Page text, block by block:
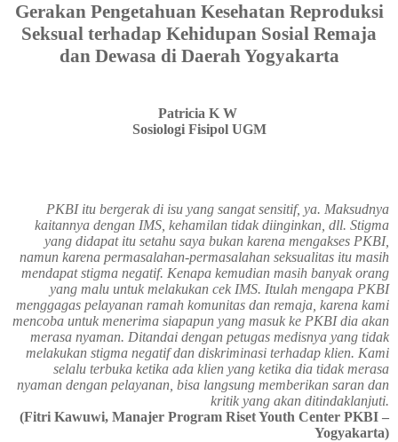
Gerakan Pengetahuan Kesehatan Reproduksi
Seksual terhadap Kehidupan Sosial Remaja
dan Dewasa di Daerah Yogyakarta
Patricia K W
Sosiologi Fisipol UGM
PKBI itu bergerak di isu yang sangat sensitif, ya. Maksudnya
kaitannya dengan IMS, kehamilan tidak diinginkan, dll. Stigma
yang didapat itu setahu saya bukan karena mengakses PKBI,
namun karena permasalahan-permasalahan seksualitas itu masih
mendapat stigma negatif. Kenapa kemudian masih banyak orang
yang malu untuk melakukan cek IMS. Itulah mengapa PKBI
menggagas pelayanan ramah komunitas dan remaja, karena kami
mencoba untuk menerima siapapun yang masuk ke PKBI dia akan
merasa nyaman. Ditandai dengan petugas medisnya yang tidak
melakukan stigma negatif dan diskriminasi terhadap klien. Kami
selalu terbuka ketika ada klien yang ketika dia tidak merasa
nyaman dengan pelayanan, bisa langsung memberikan saran dan
kritik yang akan ditindaklanjuti.
(Fitri Kawuwi, Manajer Program Riset Youth Center PKBI –
Yogyakarta)